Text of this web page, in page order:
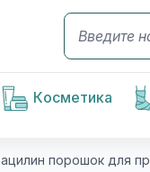
Косметика
порошок для